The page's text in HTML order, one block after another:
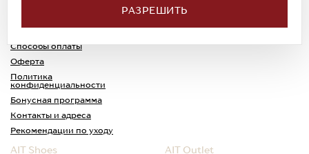
РАЗРЕШИТЬ
Доставка
Способы оплаты
Оферта
Политика
конфиденциальности
Обмен и возврат
Каспи-Ред
Бонусная программа
Контакты и адреса
Рекомендации по уходу
AIT Shoes AIT Outlet